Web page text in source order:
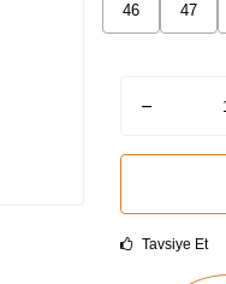
46 47
Tavsiye Et